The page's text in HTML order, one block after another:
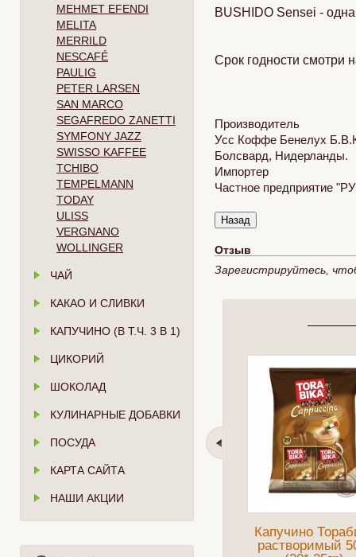
MEHMET EFENDI
MELITA
MERRILD
NESCAFÉ
PAULIG
PETER LARSEN
SAN MARCO
SEGAFREDO ZANETTI
SYMFONY JAZZ
SWISSO KAFFEE
TCHIBO
TEMPELMANN
TODAY
ULISS
VERGNANO
WOLLINGER
ЧАЙ
КАКАО И СЛИВКИ
КАПУЧИНО (В Т.Ч. 3 В 1)
ЦИКОРИЙ
ШОКОЛАД
КУЛИНАРНЫЕ ДОБАВКИ
ПОСУДА
КАРТА САЙТА
НАШИ АКЦИИ
BUSHIDO Sensei -
Срок годности смотри
Производитель
Усс Коффе Бенелух
Болсвард, Нидерланды.
Импортер
Частное предприятие
Отзыв
Зарегистрируйтесь,
Капучино
растворимый